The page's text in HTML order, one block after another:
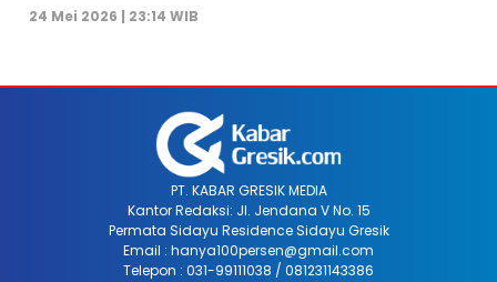
24 Mei 2026 | 23:14 WIB
PT. KABAR GRESIK MEDIA
Kantor Redaksi: Jl. Jendana V No. 15
Permata Sidayu Residence Sidayu Gresik
Email : hanya100persen@gmail.com
Telepon : 031-99111038 / 081231143386